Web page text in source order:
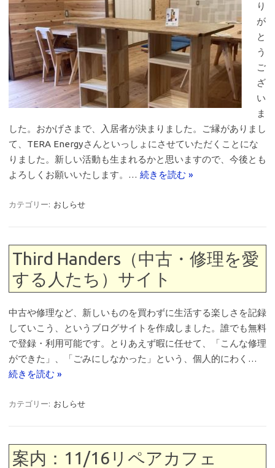
り
が
と
う
ご
ざ
い
ま
した。おかげさまで、入居者が決まりました。ご縁がありまし
て、TERA Energyさんといっしょにさせていただくことにな
りました。新しい活動も生まれるかと思いますので、今後とも
よろしくお願いいたします。… 続きを読む »
カテゴリー: おしらせ
Third Handers（中古・修理を愛
する人たち）サイト
中古や修理など、新しいものを買わずに生活する楽しさを記録
していこう、というブログサイトを作成しました。誰でも無料
で登録・利用可能です。とりあえず暇に任せて、「こんな修理
ができた」、「ごみにしなかった」という、個人的にわく…
続きを読む »
カテゴリー: おしらせ
案内：11/16リペアカフェ